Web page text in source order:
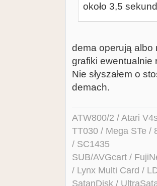
około 3,5
dema operują albo
grafiki ewentualnie
Nie słyszałem o
demach.
ATW800/2 / Atari
TT030 / Mega STe /
/ SC1435
SUB/AVGcart /
/ Lynx Multi Card /
SatanDisk /